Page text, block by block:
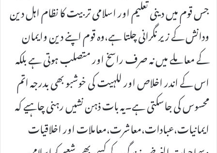
جس قوم میں دینی تعلیم اور اسلامی تربیت کا نظام اہل دین
ودانش کے زیر نگرانی چلتا ہے،وہ قوم اپنے دین وایمان
کے معاملے میں نہ صرف راسخ اور متصلب ہوتی ہے بلکہ
اس کے اندر اخلاص اور للہیت کی خوشبو بھی بدرجہ اتم
محسوس کی جاسکتی ہے۔یہ بات ذہن نشیں رہنی چاہیے کہ
ایمانیات،عبادات،معاشرت،معاملات اور اخلاقیات